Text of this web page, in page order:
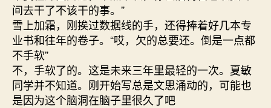
间去干了不该干的事。”
雪上加霜，刚挨过数据线的手，还得捧着好几本专
业书和往年的卷子。“哎，欠的总要还。倒是一点都
不手软”
不，手软了的。这是未来三年里最轻的一次。夏敏
同学并不知道。刚开始写总是文思涌动的，可能也
是因为这个脑洞在脑子里很久了吧